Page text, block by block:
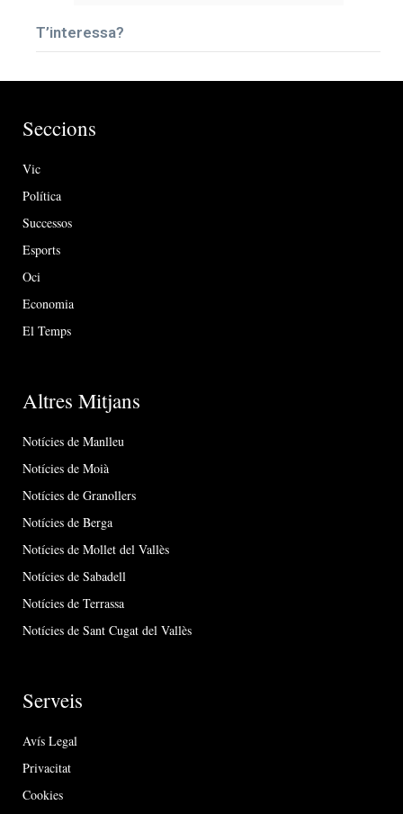
T’interessa?
Seccions
Vic
Política
Successos
Esports
Oci
Economia
El Temps
Altres Mitjans
Notícies de Manlleu
Notícies de Moià
Notícies de Granollers
Notícies de Berga
Notícies de Mollet del Vallès
Notícies de Sabadell
Notícies de Terrassa
Notícies de Sant Cugat del Vallès
Serveis
Avís Legal
Privacitat
Cookies